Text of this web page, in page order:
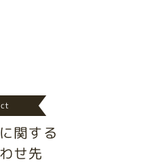
関する
せ先